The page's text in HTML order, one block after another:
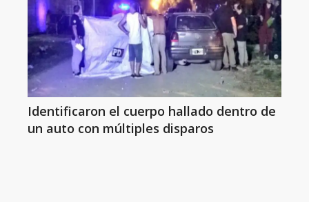
Identificaron el cuerpo hallado dentro de
un auto con múltiples disparos